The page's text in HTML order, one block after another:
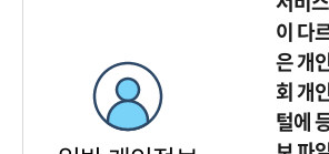
이 다
은 개
회 개
털에